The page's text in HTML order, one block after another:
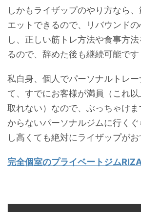
しかもライザップのやり方なら
エットできるので、リバウンド
し、正しい筋トレ方法や食事方
るので、辞めた後も継続可能です
私自身、個人でパーソナルトレ
て、すでにお客様が満員（これ
取れない）なので、ぶっちゃけ
からないパーソナルジムに行く
し高くても絶対にライザップが
完全個室のプライベートジム